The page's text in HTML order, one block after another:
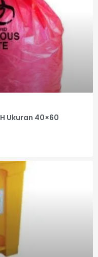
Ukuran 40×60